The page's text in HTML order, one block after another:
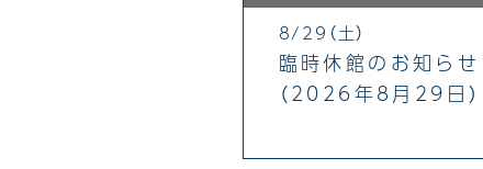
8/29（土）
臨時休館のお知らせ
（2026年8月29日）